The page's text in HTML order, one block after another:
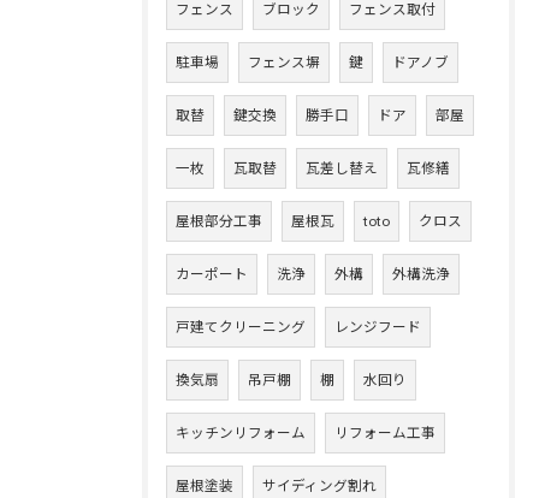
フェンス ブロック フェンス取付
駐車場 フェンス塀 鍵 ドアノブ
取替 鍵交換 勝手口 ドア 部屋
一枚 瓦取替 瓦差し替え 瓦修繕
屋根部分工事 屋根瓦 toto クロス
カーポート 洗浄 外構 外構洗浄
戸建てクリーニング レンジフード
換気扇 吊戸棚 棚 水回り
キッチンリフォーム リフォーム工事
屋根塗装 サイディング割れ